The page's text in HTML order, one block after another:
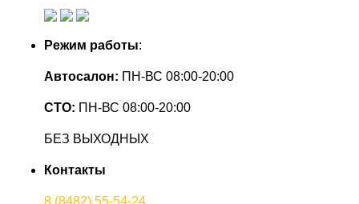
Режим работы:
Автосалон: ПН-ВС 08:00-20:00
СТО: ПН-ВС 08:00-20:00
БЕЗ ВЫХОДНЫХ
Контакты
8 (8482) 55-54-24